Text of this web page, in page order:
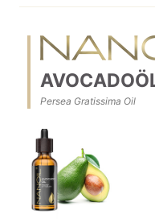
Persea Gratissima Oil